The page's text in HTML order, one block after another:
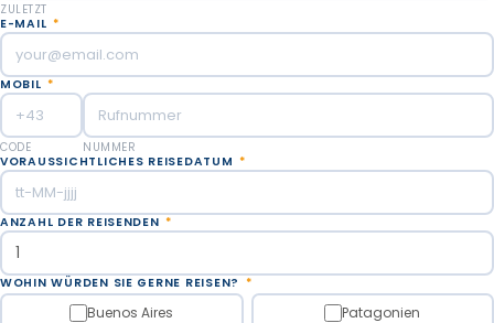
ZULETZT
E-MAIL *
MOBIL *
CODE
NUMMER
VORAUSSICHTLICHES REISEDATUM *
ANZAHL DER REISENDEN *
WOHIN WÜRDEN SIE GERNE REISEN? *
Buenos Aires Patagonien